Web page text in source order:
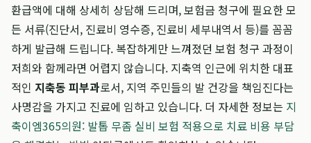
환급액에 대해 상세히 상담해 드리며, 보험금 청구에 필요한 모
든 서류(진단서, 진료비 영수증, 진료비 세부내역서 등)를 꼼꼼
하게 발급해 드립니다. 복잡하게만 느껴졌던 보험 청구 과정이
저희와 함께라면 어렵지 않습니다. 지축역 인근에 위치한 대표
적인 지축동 피부과로서, 지역 주민들의 발 건강을 책임진다는
사명감을 가지고 진료에 임하고 있습니다. 더 자세한 정보는 지
축이엠365의원: 발톱 무좀 실비 보험 적용으로 치료 비용 부담